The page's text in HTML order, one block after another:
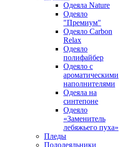
Одеяла Nature
Одеяло
"Премиум"
Одеяло Carbon
Relax
Одеяло
полифайбер
Одеяло с
ароматическими
наполнителями
Одеяла на
синтепоне
Одеяло
«Заменитель
лебяжьего пуха»
Пледы
Пододеяльники